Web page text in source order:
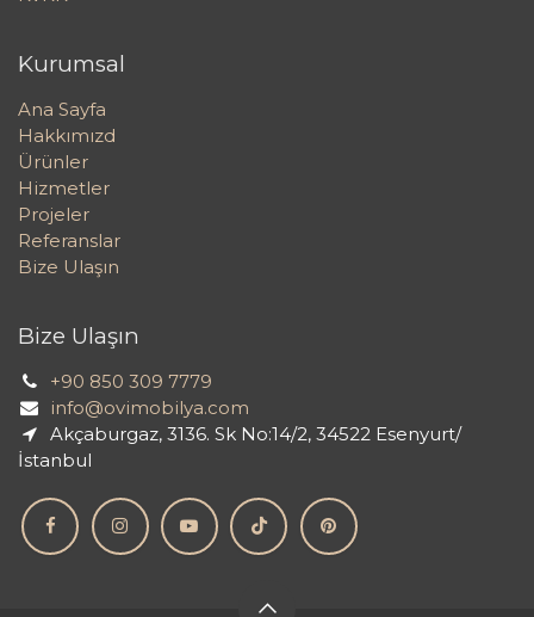
Bize Ulaşın
+90 850 309 7779
info@ovimobilya.com
Akçaburgaz, 3136. Sk No:14/2, 34522 Esenyurt/
İstanbul
Kurumsal
Ana Sayfa
Hakkımızd
Ürünler
Hizmetler
Projeler
Referanslar
Bize Ulaşın